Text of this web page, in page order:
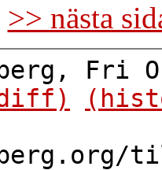
>> nästa
Fri